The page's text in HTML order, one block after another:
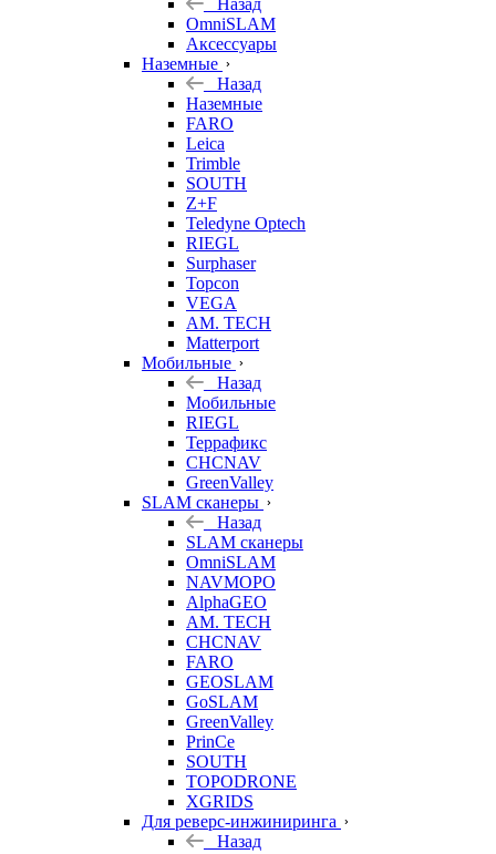
Назад
OmniSLAM
Аксессуары
Наземные
Назад
Наземные
FARO
Leica
Trimble
SOUTH
Z+F
Teledyne Optech
RIEGL
Surphaser
Topcon
VEGA
AM. TECH
Matterport
Мобильные
Назад
Мобильные
RIEGL
Террафикс
CHCNAV
GreenValley
SLAM сканеры
Назад
SLAM сканеры
OmniSLAM
NAVMOPO
AlphaGEO
AM. TECH
CHCNAV
FARO
GEOSLAM
GoSLAM
GreenValley
PrinCe
SOUTH
TOPODRONE
XGRIDS
Для реверс-инжиниринга
Назад